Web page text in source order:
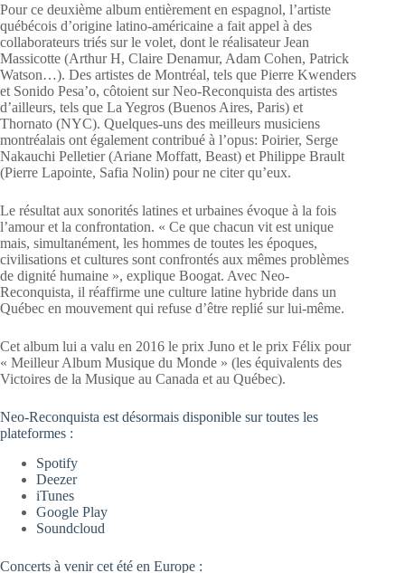
Pour ce deuxième album entièrement en espagnol, l’artiste
québécois d’origine latino-américaine a fait appel à des
collaborateurs triés sur le volet, dont le réalisateur Jean
Massicotte (Arthur H, Claire Denamur, Adam Cohen, Patrick
Watson…). Des artistes de Montréal, tels que Pierre Kwenders
et Sonido Pesa’o, côtoient sur Neo-Reconquista des artistes
d’ailleurs, tels que La Yegros (Buenos Aires, Paris) et
Thornato (NYC). Quelques-uns des meilleurs musiciens
montréalais ont également contribué à l’opus: Poirier, Serge
Nakauchi Pelletier (Ariane Moffatt, Beast) et Philippe Brault
(Pierre Lapointe, Safia Nolin) pour ne citer qu’eux.
Le résultat aux sonorités latines et urbaines évoque à la fois
l’amour et la confrontation. « Ce que chacun vit est unique
mais, simultanément, les hommes de toutes les époques,
civilisations et cultures sont confrontés aux mêmes problèmes
de dignité humaine », explique Boogat. Avec Neo-
Reconquista, il réaffirme une culture latine hybride dans un
Québec en mouvement qui refuse d’être replié sur lui-même.
Cet album lui a valu en 2016 le prix Juno et le prix Félix pour
« Meilleur Album Musique du Monde » (les équivalents des
Victoires de la Musique au Canada et au Québec).
Neo-Reconquista est désormais disponible sur toutes les
plateformes :
Spotify
Deezer
iTunes
Google Play
Soundcloud
Concerts à venir cet été en Europe :